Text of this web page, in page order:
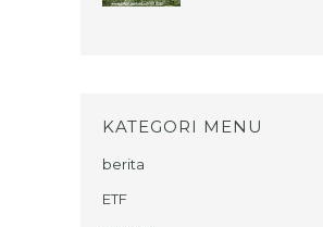
KATEGORI MENU
berita
ETF